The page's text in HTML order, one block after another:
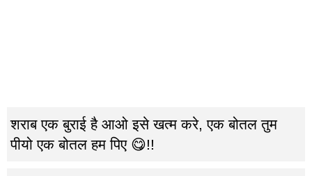
शराब एक बुराई‬ है आओ इसे खत्म करे, एक बोतल तुम
पीयो एक ‪‎बोतल‬ हम पिए 😋!!